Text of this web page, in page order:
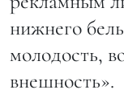
нижнего
молодость,
внешность».